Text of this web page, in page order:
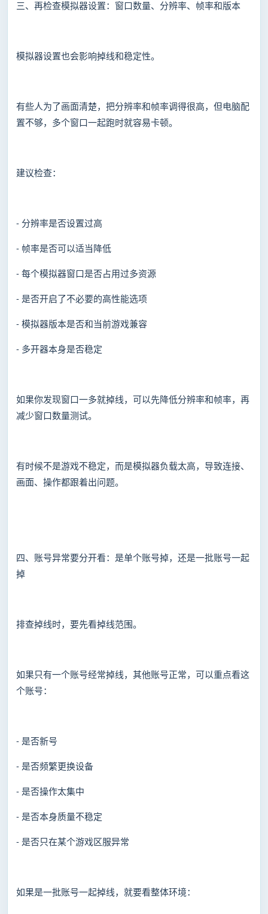
三、再检查模拟器设置：窗口数量、分辨率、帧率和版本
模拟器设置也会影响掉线和稳定性。
有些人为了画面清楚，把分辨率和帧率调得很高，但电脑配
置不够，多个窗口一起跑时就容易卡顿。
建议检查：
- 分辨率是否设置过高
- 帧率是否可以适当降低
- 每个模拟器窗口是否占用过多资源
- 是否开启了不必要的高性能选项
- 模拟器版本是否和当前游戏兼容
- 多开器本身是否稳定
如果你发现窗口一多就掉线，可以先降低分辨率和帧率，再
减少窗口数量测试。
有时候不是游戏不稳定，而是模拟器负载太高，导致连接、
画面、操作都跟着出问题。
四、账号异常要分开看：是单个账号掉，还是一批账号一起
掉
排查掉线时，要先看掉线范围。
如果只有一个账号经常掉线，其他账号正常，可以重点看这
个账号：
- 是否新号
- 是否频繁更换设备
- 是否操作太集中
- 是否本身质量不稳定
- 是否只在某个游戏区服异常
如果是一批账号一起掉线，就要看整体环境：